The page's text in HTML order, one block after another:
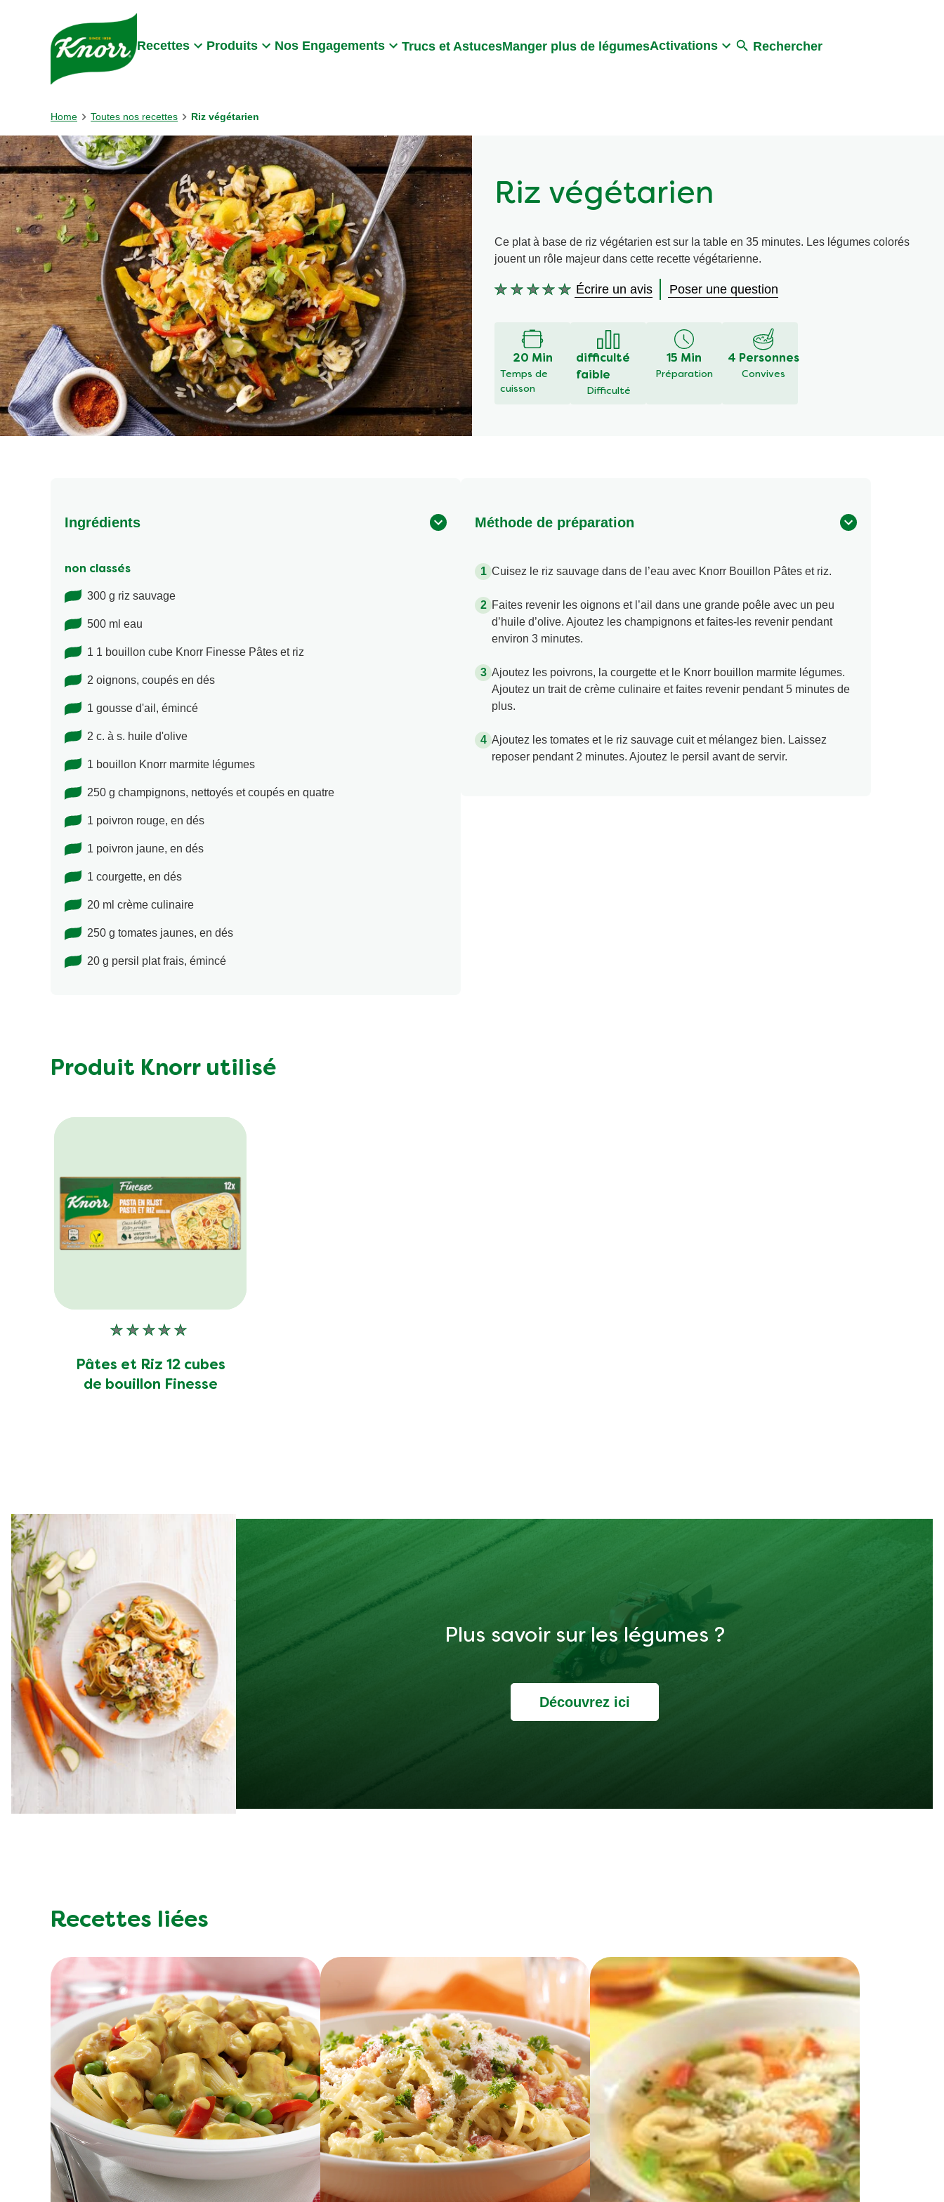
Skip to:
Recettes Produits Nos Engagements Trucs et AstucesManger plus de légumesActivations Rechercher
Home Toutes nos recettes Riz végétarien
Riz végétarien
Ce plat à base de riz végétarien est sur la table en 35 minutes. Les légumes colorés
jouent un rôle majeur dans cette recette végétarienne.
Aucune
recipe
Écrire un avis Poser une question
20 Min
Temps de
cuisson
difficulté
faible
Difficulté
15 Min
Préparation
4 Personnes
Convives
Ingrédients
non classés
300 g riz sauvage
500 ml eau
1 1 bouillon cube Knorr Finesse Pâtes et riz
2 oignons, coupés en dés
1 gousse d'ail, émincé
2 c. à s. huile d'olive
1 bouillon Knorr marmite légumes
250 g champignons, nettoyés et coupés en quatre
1 poivron rouge, en dés
1 poivron jaune, en dés
1 courgette, en dés
20 ml crème culinaire
250 g tomates jaunes, en dés
20 g persil plat frais, émincé
Méthode de préparation
Cuisez le riz sauvage dans de l’eau avec Knorr Bouillon Pâtes et riz.
Faites revenir les oignons et l’ail dans une grande poêle avec un peu
d’huile d’olive. Ajoutez les champignons et faites-les revenir pendant
environ 3 minutes.
Ajoutez les poivrons, la courgette et le Knorr bouillon marmite légumes.
Ajoutez un trait de crème culinaire et faites revenir pendant 5 minutes de
plus.
Ajoutez les tomates et le riz sauvage cuit et mélangez bien. Laissez
reposer pendant 2 minutes. Ajoutez le persil avant de servir.
Produit Knorr utilisé
Pâtes et Riz 12 cubes
de bouillon Finesse
Aucune
soumise
pour
ce
Plus savoir sur les légumes ?
Découvrez ici
Recettes liées